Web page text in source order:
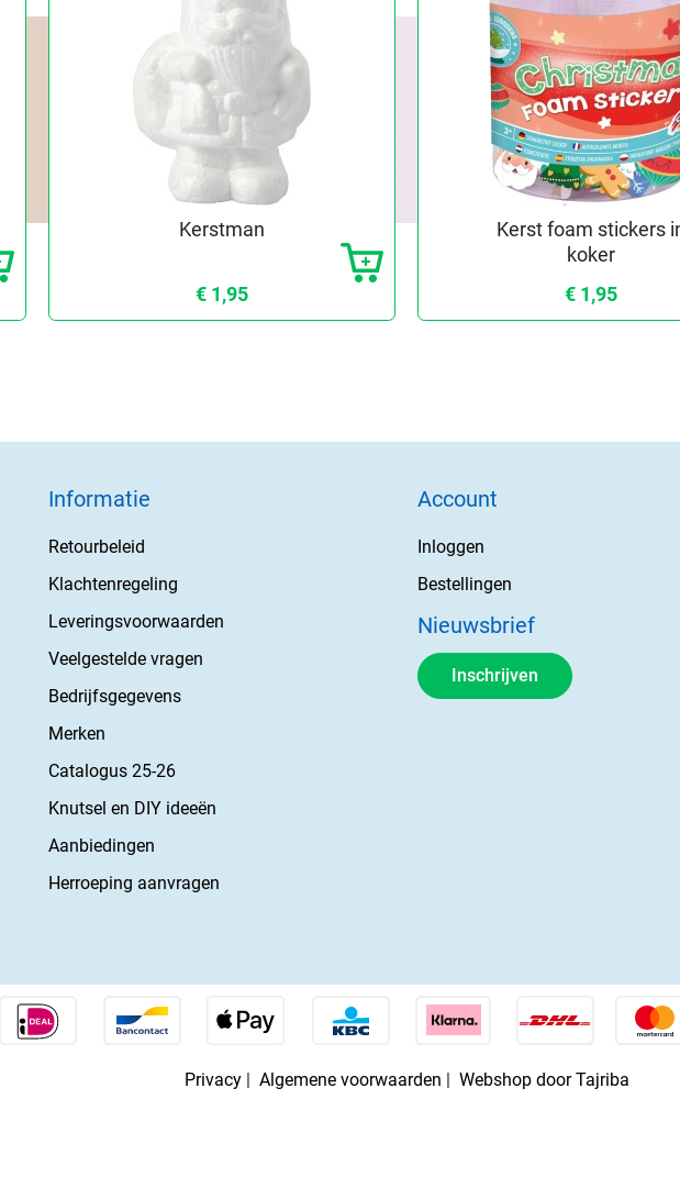
Kerstman
€ 1,95
Kerst foam stickers
koker
€ 1,95
Informatie
Retourbeleid
Klachtenregeling
Leveringsvoorwaarden
Veelgestelde vragen
Bedrijfsgegevens
Merken
Catalogus 25-26
Knutsel en DIY ideeën
Aanbiedingen
Herroeping aanvragen
Account
Inloggen
Bestellingen
Nieuwsbrief
Inschrijven
Privacy| Algemene voorwaarden | Webshop door Tajriba